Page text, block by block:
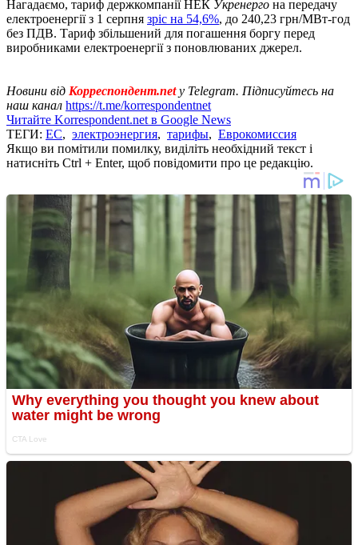
Нагадаємо, тариф держкомпанії НЕК Укренерго на передачу
електроенергії з 1 серпня зріс на 54,6%, до 240,23 грн/МВт-год
без ПДВ. Тариф збільшений для погашення боргу перед
виробниками електроенергії з поновлюваних джерел.
Новини від Корреспондент.net у Telegram. Підписуйтесь на
наш канал https://t.me/korrespondentnet
Читайте Korrespondent.net в Google News
ТЕГИ: ЕС, электроэнергия, тарифы, Еврокомиссия
Якщо ви помітили помилку, виділіть необхідний текст і
натисніть Ctrl + Enter, щоб повідомити про це редакцію.